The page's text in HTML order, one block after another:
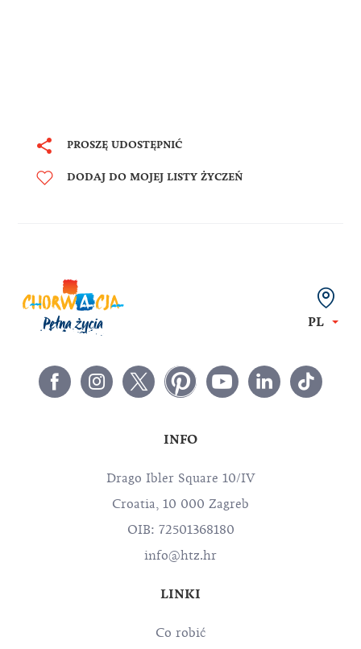
PROSZĘ UDOSTĘPNIĆ
DODAJ DO MOJEJ LISTY ŻYCZEŃ
PL
INFO
Drago Ibler Square 10/IV
Croatia, 10 000 Zagreb
OIB: 72501368180
info@htz.hr
LINKI
Co robić